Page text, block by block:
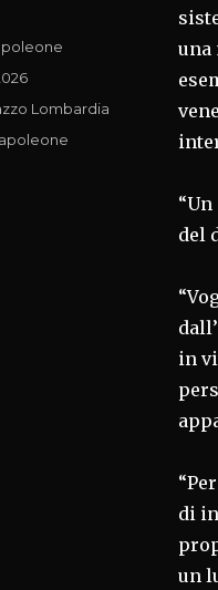
una
del
in
di
un
Lombardia